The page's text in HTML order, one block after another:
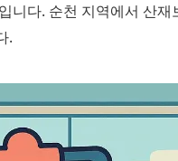
니다. 순천 지역에서 산재
.